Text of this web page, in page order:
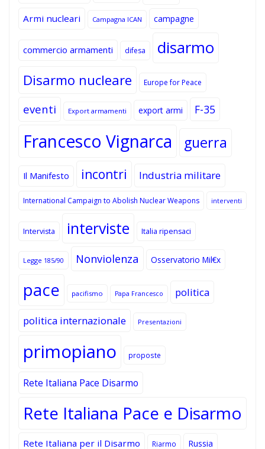
Armi nucleari Campagna ICAN campagne
commercio armamenti difesa disarmo
Disarmo nucleare Europe for Peace
eventi Export armamenti export armi F-35
Francesco Vignarca guerra
Il Manifesto incontri Industria militare
International Campaign to Abolish Nuclear Weapons interventi
Intervista interviste Italia ripensaci
Legge 185/90 Nonviolenza Osservatorio Mil€x
pace pacifismo Papa Francesco politica
politica internazionale Presentazioni
primopiano proposte
Rete Italiana Pace Disarmo
Rete Italiana Pace e Disarmo
Rete Italiana per il Disarmo Riarmo Russia